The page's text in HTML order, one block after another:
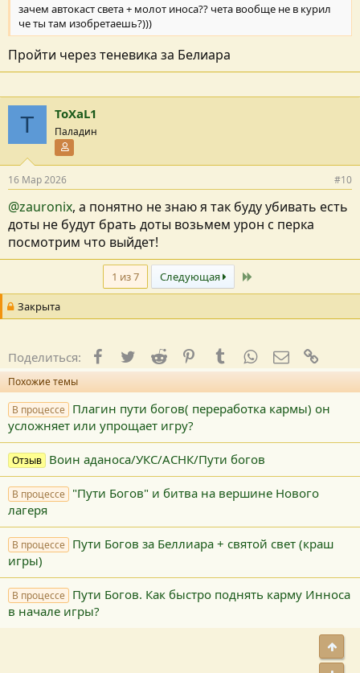
зачем автокаст света + молот иноса?? чета вообще не в курил
че ты там изобретаешь?)))
Пройти через теневика за Белиара
T ToXaL1
Паладин
16 Мар 2026 #10
@zauronix, а понятно не знаю я так буду убивать есть
доты не будут брать доты возьмем урон с перка
посмотрим что выйдет!
1 из 7 Следующая
Закрыта
Поделиться: Facebook
TwitterReddit PinterestTumblrWhatsApp
E-mail
Похожие темы
В процессе Плагин пути богов( переработка кармы) он
усложняет или упрощает игру?
Отзыв Воин аданоса/УКС/АСНК/Пути богов
В процессе "Пути Богов" и битва на вершине Нового
лагеря
В процессе Пути Богов за Беллиара + святой свет (краш
игры)
В процессе Пути Богов. Как быстро поднять карму Инноса
в начале игры?